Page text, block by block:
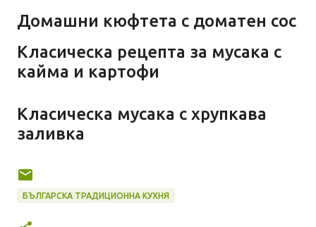
Домашни кюфтета с доматен сос
Класическа рецепта за мусака с
кайма и картофи
Класическа мусака с хрупкава
заливка
БЪЛГАРСКА ТРАДИЦИОННА КУХНЯ